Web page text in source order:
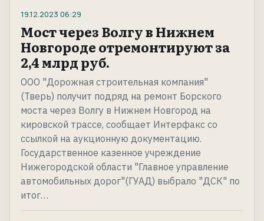
19.12.2023 06:29
Мост через Волгу в Нижнем
Новгороде отремонтируют за
2,4 млрд руб.
ООО "Дорожная строительная компания"
(Тверь) получит подряд на ремонт Борского
моста через Волгу в Нижнем Новгород на
кировской трассе, сообщает Интерфакс со
ссылкой на аукционную документацию.
Государственное казенное учреждение
Нижегородской области "Главное управление
автомобильных дорог"(ГУАД) выбрало "ДСК" по
итог…